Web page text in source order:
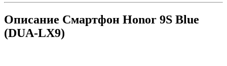
Описание Смартфон Honor 9S Blue
(DUA-LX9)